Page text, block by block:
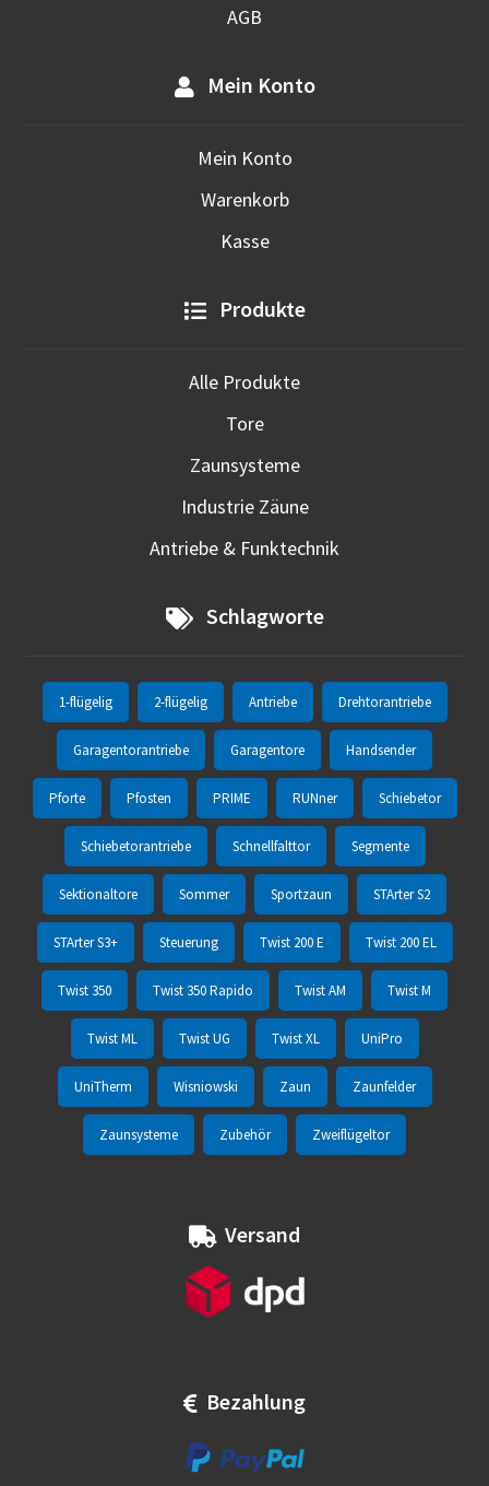
AGB
Mein Konto
Mein Konto
Warenkorb
Kasse
Produkte
Alle Produkte
Tore
Zaunsysteme
Industrie Zäune
Antriebe & Funktechnik
Schlagworte
1-flügelig 2-flügelig Antriebe Drehtorantriebe
Garagentorantriebe Garagentore Handsender
Pforte Pfosten PRIME RUNner Schiebetor
Schiebetorantriebe Schnellfalttor Segmente
Sektionaltore Sommer Sportzaun STArter S2
STArter S3+ Steuerung Twist 200 E Twist 200 EL
Twist 350 Twist 350 Rapido Twist AM Twist M
Twist ML Twist UG Twist XL UniPro
UniTherm Wisniowski Zaun Zaunfelder
Zaunsysteme Zubehör Zweiflügeltor
Versand
Bezahlung